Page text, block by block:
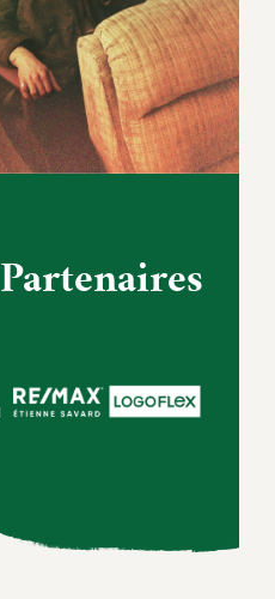
Partenaires